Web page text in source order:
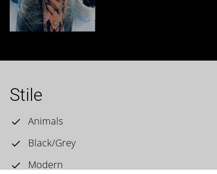
Stile
Animals
Black/Grey
Modern